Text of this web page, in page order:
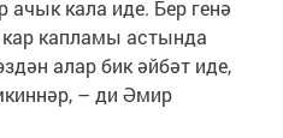
ачык кала иде. Бер генә
капламы астында
алар бик әйбәт иде,
– ди Әмир